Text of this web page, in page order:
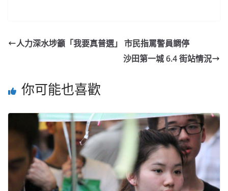
人力深水埗籲「我要真普選」 市民指罵警員調停
沙田第一城 6.4 街站情況
你可能也喜歡